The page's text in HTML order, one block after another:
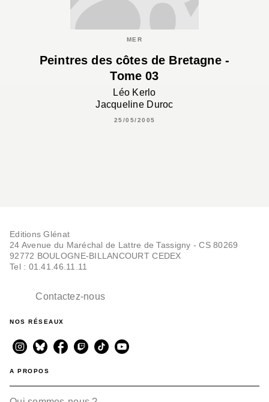
MER
Peintres des côtes de Bretagne -
Tome 03
Léo Kerlo
Jacqueline Duroc
25/05/2005
Editions Glénat
24 Avenue du Maréchal de Lattre de Tassigny - CS 80269
92772 BOULOGNE-BILLANCOURT CEDEX
Tel : 01.41.46.11.11
Contactez-nous
NOS RÉSEAUX
A PROPOS